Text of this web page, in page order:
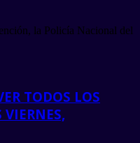
la Policía Nacional del
TODOS LOS
VIERNES,